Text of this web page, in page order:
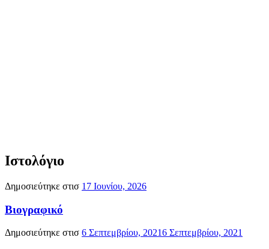
Ιστολόγιο
Δημοσιεύτηκε στισ 17 Ιουνίου, 2026
Βιογραφικό
Δημοσιεύτηκε στισ 6 Σεπτεμβρίου, 20216 Σεπτεμβρίου, 2021